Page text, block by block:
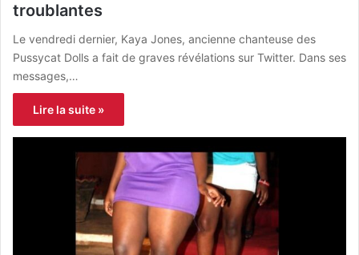
troublantes
Le vendredi dernier, Kaya Jones, ancienne chanteuse des
Pussycat Dolls a fait de graves révélations sur Twitter. Dans ses
messages,…
Lire la suite »